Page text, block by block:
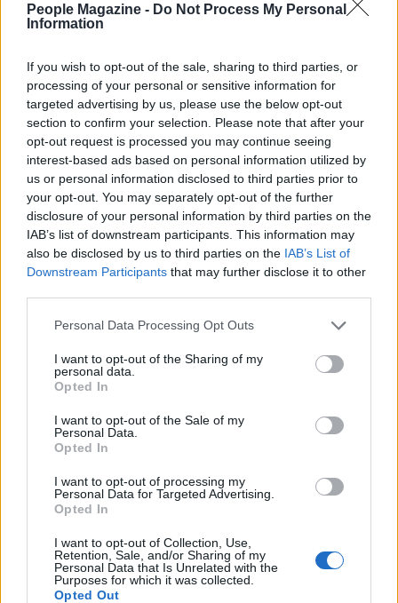
People Magazine - Do Not Process My Personal
Information
If you wish to opt-out of the sale, sharing to third parties, or
processing of your personal or sensitive information for
targeted advertising by us, please use the below opt-out
section to confirm your selection. Please note that after your
opt-out request is processed you may continue seeing
interest-based ads based on personal information utilized by
us or personal information disclosed to third parties prior to
your opt-out. You may separately opt-out of the further
disclosure of your personal information by third parties on the
IAB’s list of downstream participants. This information may
also be disclosed by us to third parties on the IAB’s List of
Downstream Participants that may further disclose it to other
Please note that this website/app uses one or more Google
not limited to your visit or usage behaviour. You may click to
grant or deny consent to Google and its third-party tags to
use your data for below specified purposes in below Google
consent section.
Personal Data Processing Opt Outs
I want to opt-out of the Sharing of my
personal data.
Opted In
I want to opt-out of the Sale of my
Personal Data.
Opted In
I want to opt-out of processing my
Personal Data for Targeted Advertising.
Opted In
I want to opt-out of Collection, Use,
Retention, Sale, and/or Sharing of my
Personal Data that Is Unrelated with the
Purposes for which it was collected.
Opted Out
AUTORE
AiAdhubMedia